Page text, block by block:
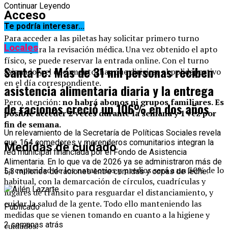
Acceso
Para acceder a las piletas hay solicitar primero turno
online para la revisación médica. Una vez obtenido el apto
físico, se puede reservar la entrada online. Con el turno
asignado y el documento, hay que dirigirse al polideportivo
en el día correspondiente.
Pero, atención: no habrá abonos ni grupos familiares. Es
posible acceder 2 veces durante la semana y 1 vez por
fin de semana.
Medidas de cuidado
La capacidad de los natatorios y predios será a un 30% de lo
habitual, con la demarcación de círculos, cuadrículas y
lugares de tránsito para resguardar el distanciamiento, y
cuidar la salud de la gente. Todo ello manteniendo las
medidas que se vienen tomando en cuanto a la higiene y
cuidados.
Continuar Leyendo
Te podría interesar...
Locales
Santa Fe: Más de 31 mil personas reciben
asistencia alimentaria diaria y la entrega
de raciones creció un 106% en dos años
Un relevamiento de la Secretaría de Políticas Sociales revela
que 164 comedores y merenderos comunitarios integran la
red municipal financiada por el Fondo de Asistencia
Alimentaria. En lo que va de 2026 ya se administraron más de
5,3 millones de raciones entre comidas y copas de leche.
Publicado
2 semanas atrás